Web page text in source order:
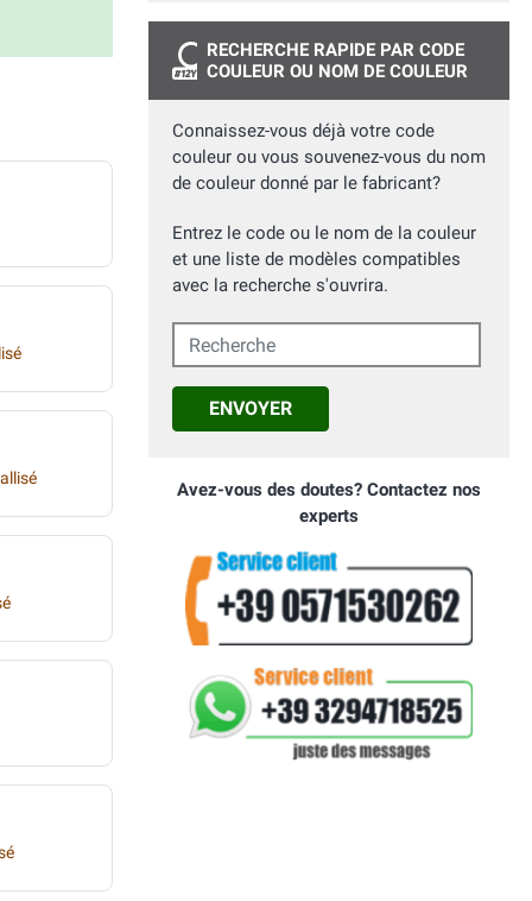
RECHERCHE RAPIDE PAR CODE
COULEUR OU NOM DE COULEUR
Connaissez-vous déjà votre code
couleur ou vous souvenez-vous du nom
de couleur donné par le fabricant?
Entrez le code ou le nom de la couleur
et une liste de modèles compatibles
avec la recherche s'ouvrira.
Recherche
ENVOYER
Avez-vous des doutes? Contactez nos
experts